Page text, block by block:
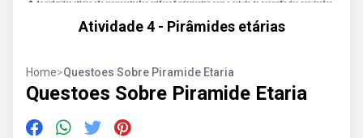
Atividade 4 - Pirâmides etárias
Home>Questoes Sobre Piramide Etaria
Questoes Sobre Piramide Etaria